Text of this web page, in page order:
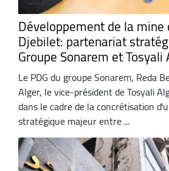
Développement de la mine
Djebilet: partenariat
Groupe Sonarem et Tosyali
Le PDG du groupe Sonarem, Reda
Alger, le vice-président de Tosyali
dans le cadre de la concrétisation
stratégique majeur entre ...